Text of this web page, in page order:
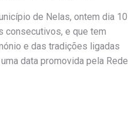
de Nelas, ontem dia 10
consecutivos, e que tem
e das tradições ligadas
data promovida pela Rede